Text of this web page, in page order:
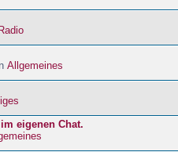
Radio
Allgemeines
eigenen Chat.